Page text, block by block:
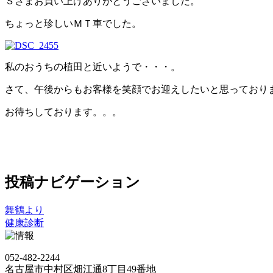
ちょっと珍しいＭＴ車でした。
私のおうちの植田と近いようで・・・。
さて、午後からもお客様を笑顔でお迎えしたいと思っており
お待ちしております。。。
投稿ナビゲーション
舞鶴より
健康診断
052-482-2244
名古屋市中村区畑江通8丁目49番地